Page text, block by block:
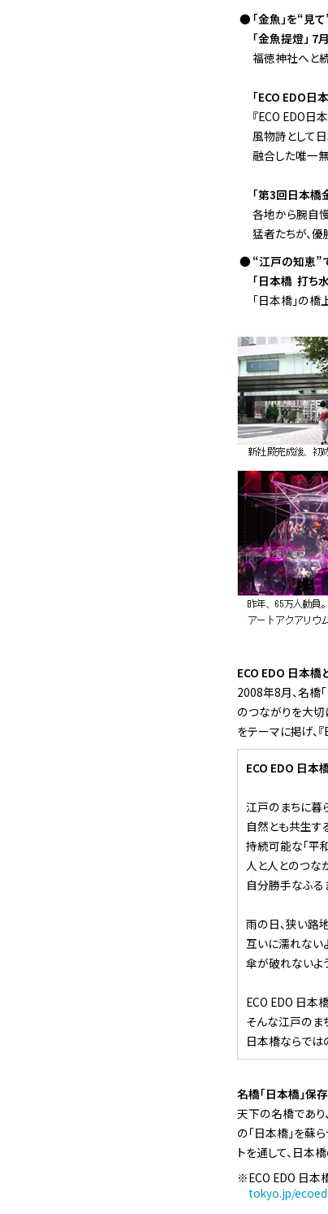
「金魚」を“見
「金魚提燈」
福徳神社へと続
「ECO EDO日
『ECO EDO日
風物詩として
融合した唯一
「第3回日本橋
各地から腕自
猛者たちが、
“江戸の知恵”
「日本橋 打ち
「日本橋」の
ECO EDO 日本橋
2008年8月、名橋
のつながりを大切
をテーマに掲げ、
ECO EDO 日本
江戸のまちに暮
自然とも共生す
持続可能な「平
人と人とのつな
自分勝手なふる
雨の日、狭い路
互いに濡れない
傘が破れないよ
ECO EDO 日本橋
そんな江戸のま
日本橋ならでは
名橋「日本橋」保
天下の名橋であり
の「日本橋」を蘇
トを通して、日本
ECO EDO 日本
tokyo.jp/